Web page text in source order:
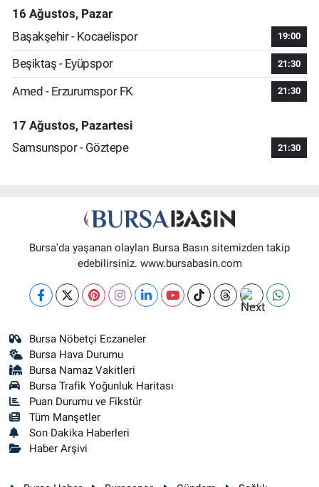
16 Ağustos, Pazar
Başakşehir - Kocaelispor
19:00
Beşiktaş - Eyüpspor 21:30
Amed - Erzurumspor FK 21:30
17 Ağustos, Pazartesi
Samsunspor - Göztepe
21:30
Bursa'da yaşanan olayları Bursa Basın sitemizden takip
edebilirsiniz. www.bursabasin.com
Bursa Nöbetçi Eczaneler
Bursa Hava Durumu
Bursa Namaz Vakitleri
Bursa Trafik Yoğunluk Haritası
Puan Durumu ve Fikstür
Tüm Manşetler
Son Dakika Haberleri
Haber Arşivi